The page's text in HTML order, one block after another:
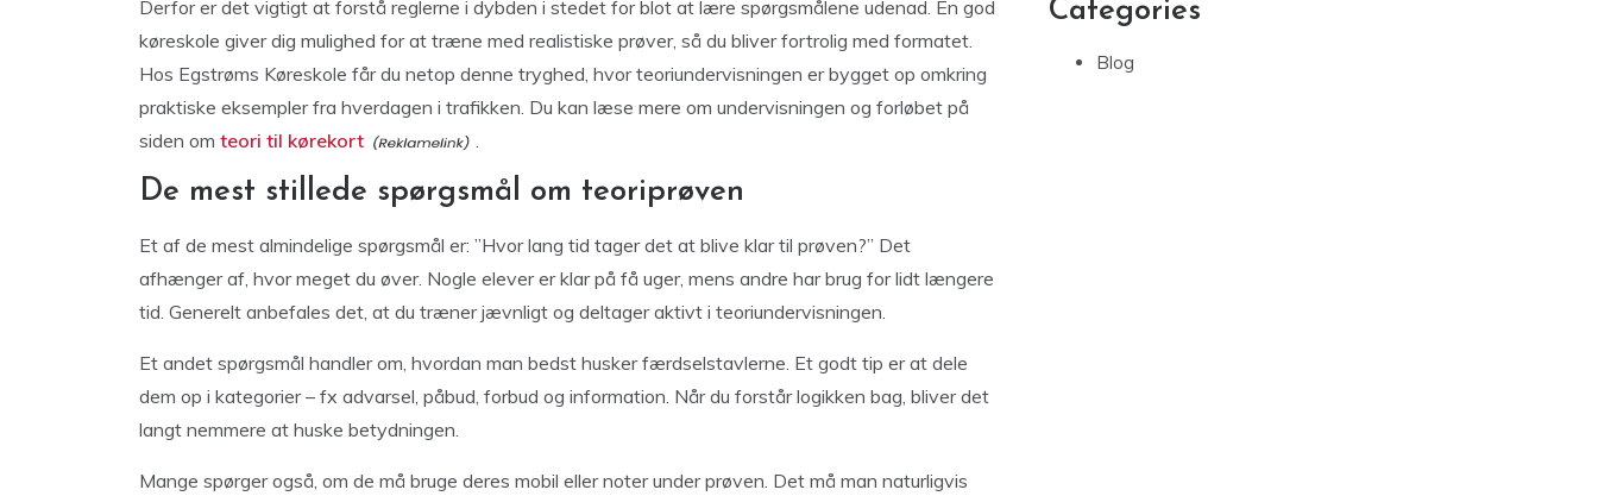
Derfor er det vigtigt at forstå reglerne i dybden i stedet for blot at lære spørgsmålene udenad. En god
køreskole giver dig mulighed for at træne med realistiske prøver, så du bliver fortrolig med formatet.
Hos Egstrøms Køreskole får du netop denne tryghed, hvor teoriundervisningen er bygget op omkring
praktiske eksempler fra hverdagen i trafikken. Du kan læse mere om undervisningen og forløbet på
siden om teori til kørekort
De mest stillede spørgsmål om teoriprøven
Et af de mest almindelige spørgsmål er: ”Hvor lang tid tager det at blive klar til prøven?” Det
afhænger af, hvor meget du øver. Nogle elever er klar på få uger, mens andre har brug for lidt længere
tid. Generelt anbefales det, at du træner jævnligt og deltager aktivt i teoriundervisningen.
Et andet spørgsmål handler om, hvordan man bedst husker færdselstavlerne. Et godt tip er at dele
dem op i kategorier – fx advarsel, påbud, forbud og information. Når du forstår logikken bag, bliver det
langt nemmere at huske betydningen.
Mange spørger også, om de må bruge deres mobil eller noter under prøven. Det må man naturligvis
Categories
Blog